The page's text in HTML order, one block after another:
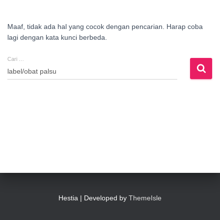
Maaf, tidak ada hal yang cocok dengan pencarian. Harap coba
lagi dengan kata kunci berbeda.
Cari
untuk:
Cari …
Hestia | Developed by ThemeIsle